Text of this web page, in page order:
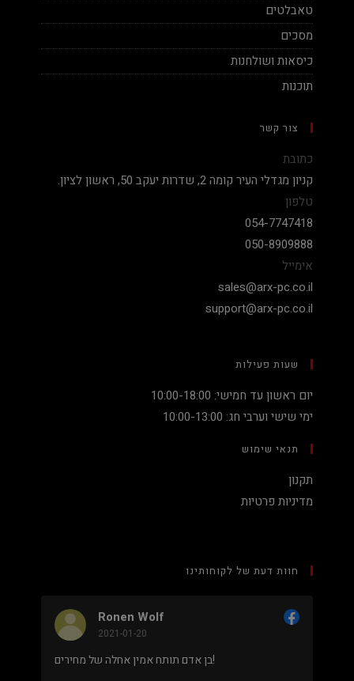
טאבלטים
מסכים
כיסאות ושולחנות
תוכנות
צור קשר
כתובת
קניון מגדלי העיר קומה 2, שדרות יעקב 50, ראשון לציון.
טלפון
054-7747418
050-8909888
אימייל
sales@arx-pc.co.il
support@arx-pc.co.il
שעות פעילות
יום ראשון עד חמישי: 10:00-18:00
ימי שישי וערבי חג: 10:00-13:00
תנאי שימוש
תקנון
מדיניות פרטיות
חוות דעת של לקוחותינו
Ronen Wolf
2021-01-20
בן אדם תותח אמין אחלה של מחירים!